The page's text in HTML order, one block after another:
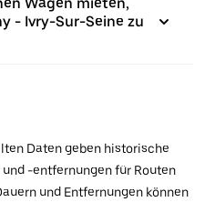
- Ivry-Sur-Seine zu
Daten geben historische
-entfernungen für Routen
und Entfernungen können